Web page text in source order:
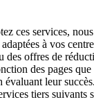
ces services,
à vos
des offres de
des pages
évaluant leur
tiers suivants